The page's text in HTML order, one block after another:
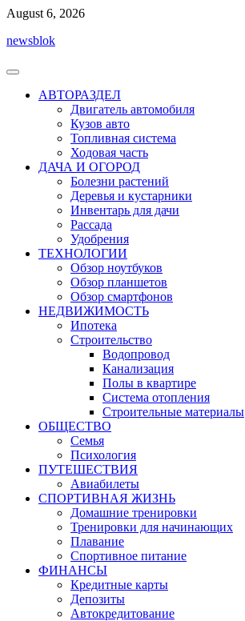
Перейти
содержимому
August 6, 2026
newsblok
АВТОРАЗДЕЛ
Двигатель автомобиля
Кузов авто
Топливная система
Ходовая часть
ДАЧА И ОГОРОД
Болезни растений
Деревья и кустарники
Инвентарь для дачи
Рассада
Удобрения
ТЕХНОЛОГИИ
Обзор ноутбуков
Обзор планшетов
Обзор смартфонов
НЕДВИЖИМОСТЬ
Ипотека
Строительство
Водопровод
Канализация
Полы в квартире
Система отопления
Строительные материалы
ОБЩЕСТВО
Семья
Психология
ПУТЕШЕСТВИЯ
Авиабилеты
СПОРТИВНАЯ ЖИЗНЬ
Домашние тренировки
Тренировки для начинающих
Плавание
Спортивное питание
ФИНАНСЫ
Кредитные карты
Депозиты
Автокредитование